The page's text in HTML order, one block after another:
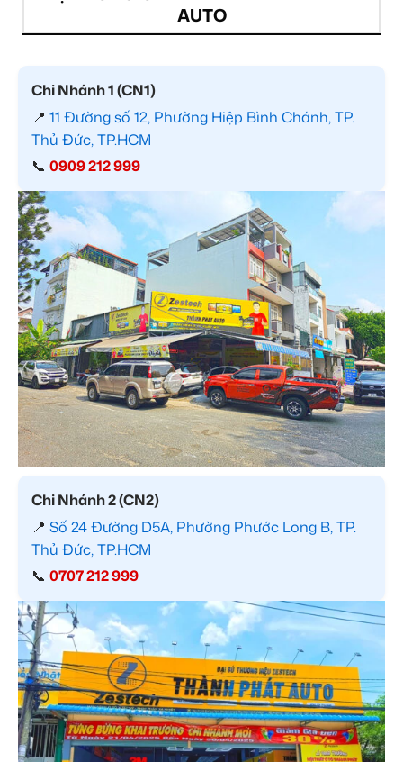
AUTO
Chi Nhánh 1 (CN1)
📍 11 Đường số 12, Phường Hiệp Bình Chánh, TP.
Thủ Đức, TP.HCM
📞 0909 212 999
Chi Nhánh 2 (CN2)
📍 Số 24 Đường D5A, Phường Phước Long B, TP.
Thủ Đức, TP.HCM
📞 0707 212 999